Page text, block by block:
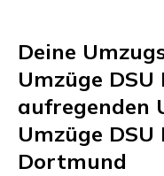
Deine
Umzüge DSU
aufregenden
Umzüge DSU
Dortmund